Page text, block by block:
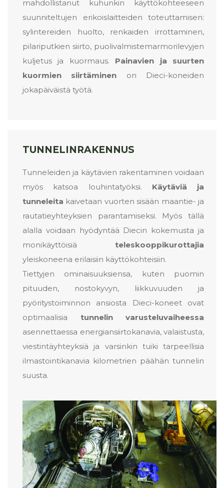
mahdollistanut kuhunkin käyttökohteeseen
suunniteltujen erikoislaitteiden toteuttamisen:
sylintereiden huolto, renkaiden irrottaminen,
pilariputkien siirto, puolivalmistemarmorilevyjen
kuljetus ja kuormaus. Painavien ja suurten
kuormien siirtäminen on Dieci-koneiden
jokapäiväistä työtä.
TUNNELINRAKENNUS
Tunneleiden ja käytävien rakentaminen voidaan
myös katsoa louhintatyöksi. Käytäviä ja
tunneleita kaivetaan vuorten sisään maantie- ja
rautatieyhteyksien parantamiseksi. Myös tällä
alalla voidaan hyödyntää Diecin kokemusta ja
monikäyttöisiä teleskooppikurottajia
yleiskoneena erilaisiin käyttökohteisiin.
Tiettyjen ominaisuuksiensa, kuten puomin
pituuden, nostokyvyn, liikkuvuuden ja
pyöritystoiminnon ansiosta Dieci-koneet ovat
optimaalisia tunnelin varusteluvaiheessa
asennettaessa energiansiirtokanavia, valaistusta,
viestintäyhteyksiä ja varsinkin tuiki tarpeellisia
ilmastointikanavia kilometrien päähän tunnelin
suusta.